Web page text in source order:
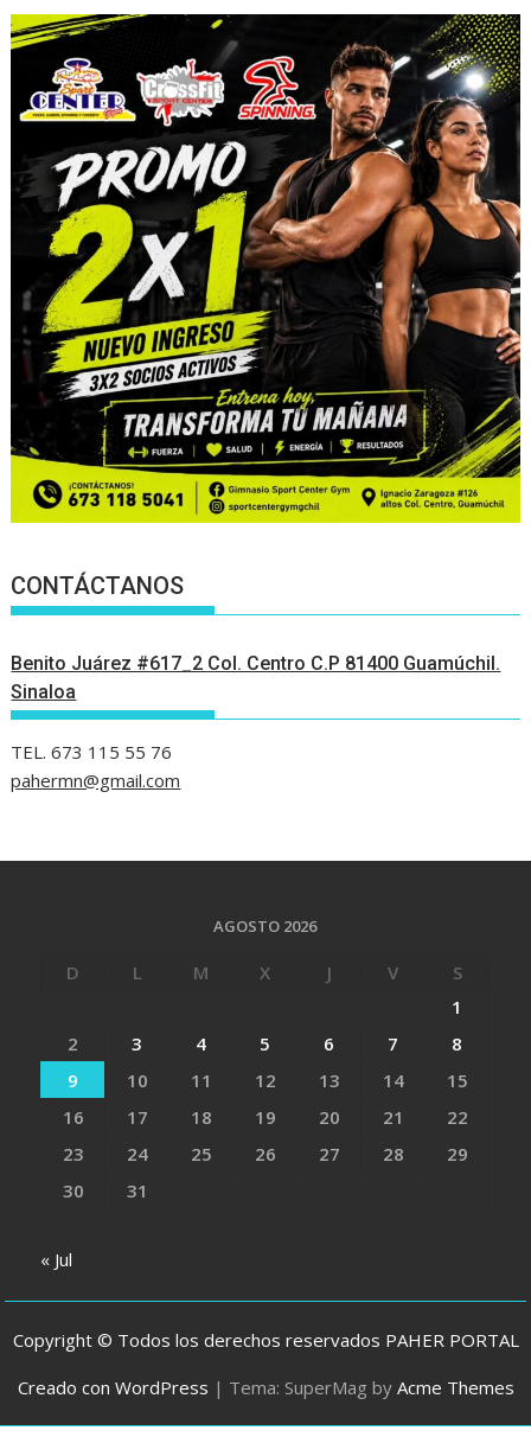
CONTÁCTANOS
Benito Juárez #617_2 Col. Centro C.P 81400 Guamúchil.
Sinaloa
TEL. 673 115 55 76
pahermn@gmail.com
AGOSTO 2026
D L M X J V
S
1
2
3 4 5 6 7
8
9
10 11 12 13 14
15
16
17 18 19 20 21
22
23
24 25 26 27 28
29
30
31
« Jul
Copyright © Todos los derechos reservados PAHER PORTAL
Creado con WordPress | Tema: SuperMag by Acme Themes